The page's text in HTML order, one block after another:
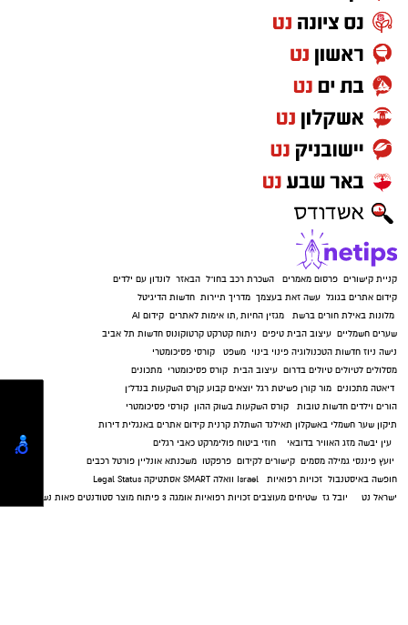
בישראל זוכים השנה למקום מיוחד בפסטיבל
ולצידם נציגים של הדור הבא והמבטיח.
התנועה הבין-דורית הזו מזמינה כל אחת ואחד
למצוא את המקום שלו על רחבת הריקודים, לגלות
את היופי האינסופי שטמון בריקוד וליהנות משפע
עצום ומסחרר של סגנונות ואמנים.
קניית קישורים פרסום מאמרים השכרת רכב בחו"ל הבאזר לונדון עם ילדים
קידום אתרים בגוגל עשה זאת בעצמך מדריך תיירות חדשות הדיגיטל
מלונות באילת חורים ברשת מגזין החיות ,תו אימות לאתרים קידום AI
שערים חשמליים עיצוב הבית טיפים ניתוח קטרקט קרטוקונוס חדשות תל אביב
נישה ניוז חדשות הטכנולוגיה פינוי בינוי משפט
קורסי פסיכומטרי
מסלולים לטיולים טיולים בדרום עיצוב הבית קורס פסיכומטרי מתכונים
דיאטה מתכונים מור קורן פשיטת רגל יוצאים קבוע קןרס השקעות בנדל"ן
הורים וילדים חדשות טובות קורס השקעות בשוק ההון קורסי פסיכומטרי
תיקון שער חשמלי באשקלון תאילנד השתלת קרנית קידום אתרים באנגלית דירות
עין יבשה מזג האוויר בדובאי חוזי ביטוח פולימרקט כאבי רגלים
יועץ פיננסי גמילה מסמים קישורים לקידום פרפקטו משכנתא אונליין פורטל רכבים
חופשה באיסטנבול זכויות רפואיות Israel וואלה SMART אסתטיקה Legal Status
ישראל נט
יובל גז שטיחים מעוצבים זכויות רפואיות אומגה 3 פיתוח מוצר סטודנטים פאות נשים